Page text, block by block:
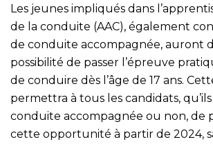
Les jeunes impliqués dans
de la conduite (AAC), également
de conduite accompagnée, auront
possibilité de passer l’épreuve
de conduire dès l’âge de 17 ans.
permettra à tous les candidats,
conduite accompagnée ou non, de
cette opportunité à partir de 2024,